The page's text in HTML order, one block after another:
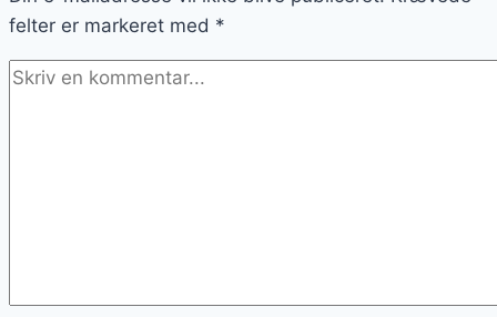
ingredienser
felter er markeret med *